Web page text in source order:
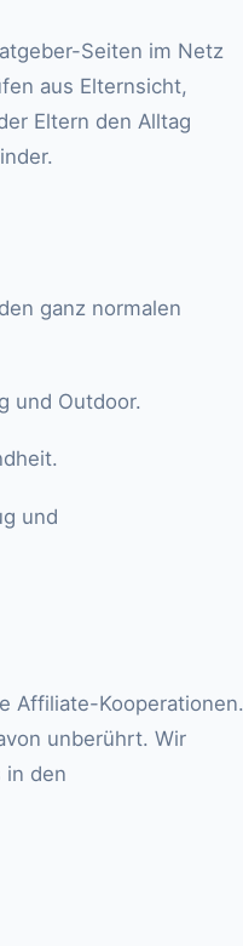
Seiten im Netz
aus Elternsicht,
Eltern den Alltag
ganz normalen
und Outdoor.
und
Affiliate-Kooperationen.
unberührt. Wir
in den